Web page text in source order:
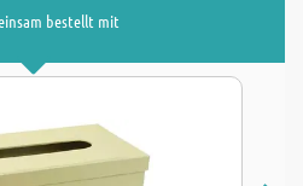
bestellt mit